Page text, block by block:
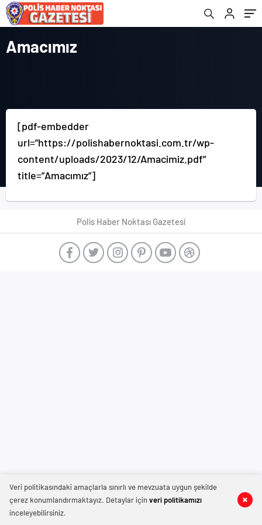
Amacımız
[pdf-embedder
url=”https://polishabernoktasi.com.tr/wp-
content/uploads/2023/12/Amacimiz.pdf”
title=”Amacımız”]
Polis Haber Noktası Gazetesi
Veri politikasındaki amaçlarla sınırlı ve mevzuata uygun şekilde
çerez konumlandırmaktayız. Detaylar içinveri politikamızı
inceleyebilirsiniz.